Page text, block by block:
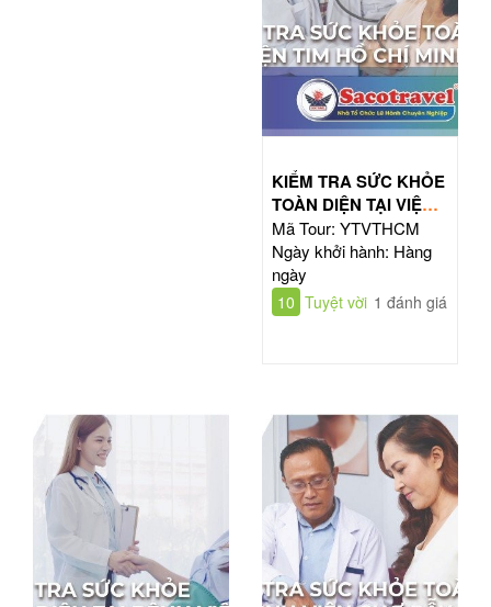
KIỂM TRA SỨC KHỎE
TOÀN DIỆN TẠI VIỆN
TIM HỒ CHÍ MINH
Mã Tour: YTVTHCM
Ngày khởi hành: Hàng
ngày
10 Tuyệt vời 1 đánh giá